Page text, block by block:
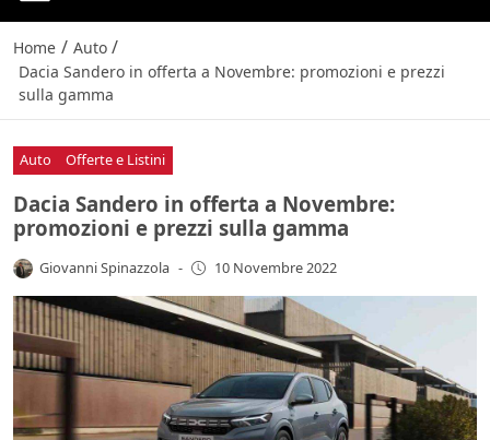
Home / Auto /
Dacia Sandero in offerta a Novembre: promozioni e prezzi
sulla gamma
Auto Offerte e Listini
Dacia Sandero in offerta a Novembre:
promozioni e prezzi sulla gamma
Giovanni Spinazzola - 10 Novembre 2022